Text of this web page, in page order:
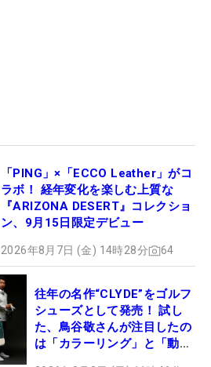
「PING」×「ECCO Leather」がコ
ラボ！ 経年変化を楽しむ上質な
『ARIZONA DESERT』コレクショ
ン、9月15日限定デビュー
2026年8月7日 (金) 14時28分 64
往年の名作“CLYDE”をゴルフ
シューズとして発売！ 試し
た、鳥谷敬さんが注目したの
は「カラーリング」と「動き